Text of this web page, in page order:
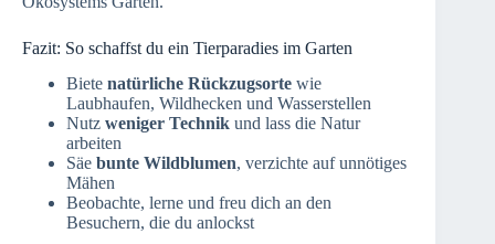
Fazit: So schaffst du ein Tierparadies im Garten
Biete natürliche Rückzugsorte wie
Laubhaufen, Wildhecken und Wasserstellen
Nutz weniger Technik und lass die Natur
arbeiten
Säe bunte Wildblumen, verzichte auf unnötiges
Mähen
Beobachte, lerne und freu dich an den
Besuchern, die du anlockst